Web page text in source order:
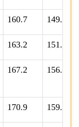
149.1
160.7
151.7
163.2
156.0
167.2
159.3
170.9